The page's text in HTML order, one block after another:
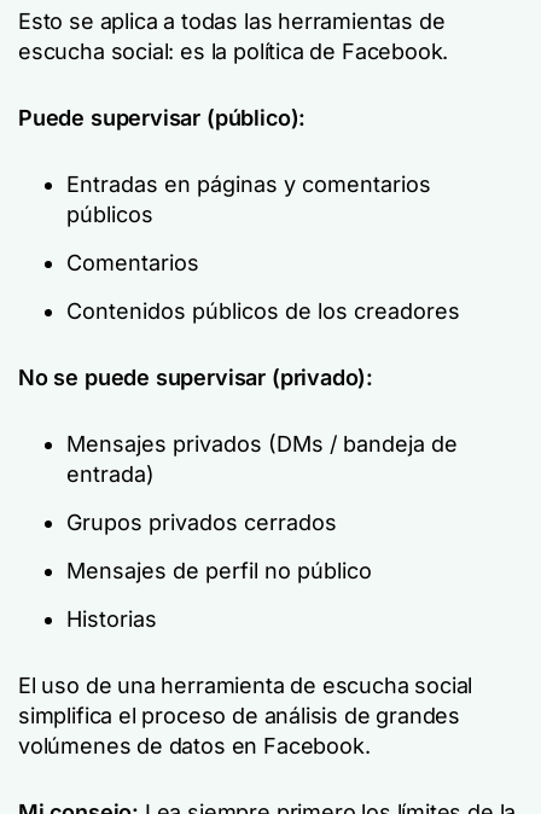
Esto se aplica a todas las herramientas de
escucha social: es la política de Facebook.
Puede supervisar (público):
Entradas en páginas y comentarios
públicos
Comentarios
Contenidos públicos de los creadores
No se puede supervisar (privado):
Mensajes privados (DMs / bandeja de
entrada)
Grupos privados cerrados
Mensajes de perfil no público
Historias
El uso de una herramienta de escucha social
simplifica el proceso de análisis de grandes
volúmenes de datos en Facebook.